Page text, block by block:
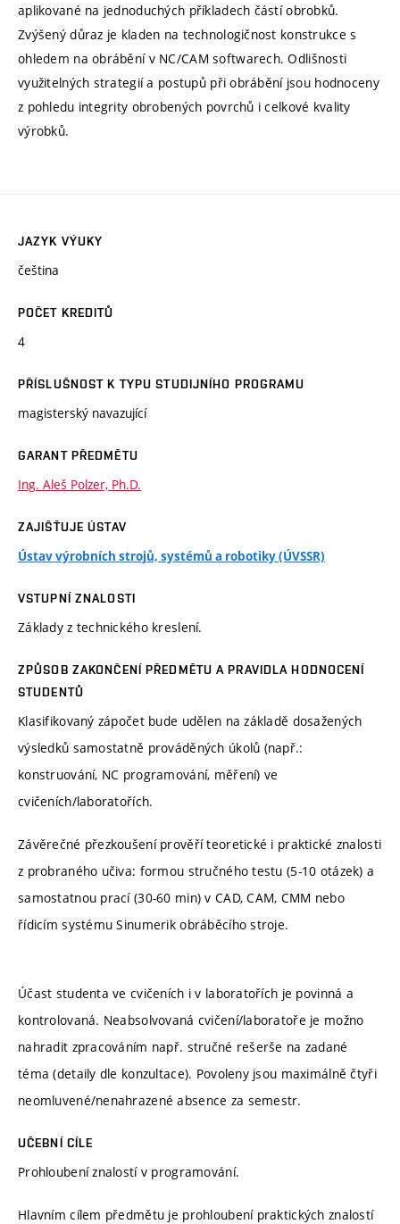
aplikované na jednoduchých příkladech částí obrobků.
Zvýšený důraz je kladen na technologičnost konstrukce s
ohledem na obrábění v NC/CAM softwarech. Odlišnosti
využitelných strategií a postupů při obrábění jsou hodnoceny
z pohledu integrity obrobených povrchů i celkové kvality
výrobků.
JAZYK VÝUKY
čeština
POČET KREDITŮ
4
PŘÍSLUŠNOST K TYPU STUDIJNÍHO PROGRAMU
magisterský navazující
GARANT PŘEDMĚTU
Ing. Aleš Polzer, Ph.D.
ZAJIŠŤUJE ÚSTAV
Ústav výrobních strojů, systémů a robotiky (ÚVSSR)
VSTUPNÍ ZNALOSTI
Základy z technického kreslení.
ZPŮSOB ZAKONČENÍ PŘEDMĚTU A PRAVIDLA HODNOCENÍ
STUDENTŮ
Klasifikovaný zápočet bude udělen na základě dosažených
výsledků samostatně prováděných úkolů (např.:
konstruování, NC programování, měření) ve
cvičeních/laboratořích.
Závěrečné přezkoušení prověří teoretické i praktické znalosti
z probraného učiva: formou stručného testu (5-10 otázek) a
samostatnou prací (30-60 min) v CAD, CAM, CMM nebo
řídicím systému Sinumerik obráběcího stroje.
Účast studenta ve cvičeních i v laboratořích je povinná a
kontrolovaná. Neabsolvovaná cvičení/laboratoře je možno
nahradit zpracováním např. stručné rešerše na zadané
téma (detaily dle konzultace). Povoleny jsou maximálně čtyři
neomluvené/nenahrazené absence za semestr.
UČEBNÍ CÍLE
Prohloubení znalostí v programování.
Hlavním cílem předmětu je prohloubení praktických znalostí